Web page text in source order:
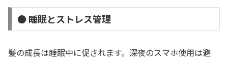
● 睡眠とストレス管理
髪の成長は睡眠中に促されます。深夜のスマホ使用は避